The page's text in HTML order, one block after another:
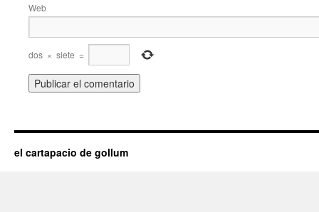
Web
dos × siete =
el cartapacio de gollum